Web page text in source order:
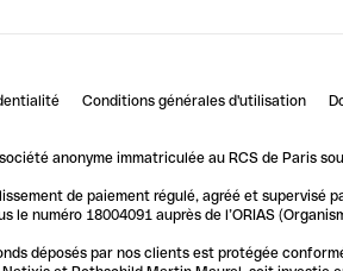
Conditions générales d'utilisation
anonyme immatriculée au RCS de Paris
de paiement régulé, agréé et supervisé
le numéro 18004091 auprès de l’ORIAS
déposés par nos clients est protégée